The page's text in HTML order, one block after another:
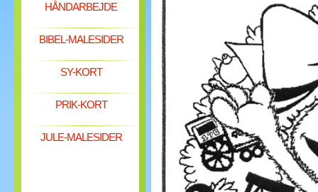
HÅNDARBEJDE
BIBEL-MALESIDER
SY-KORT
PRIK-KORT
JULE-MALESIDER